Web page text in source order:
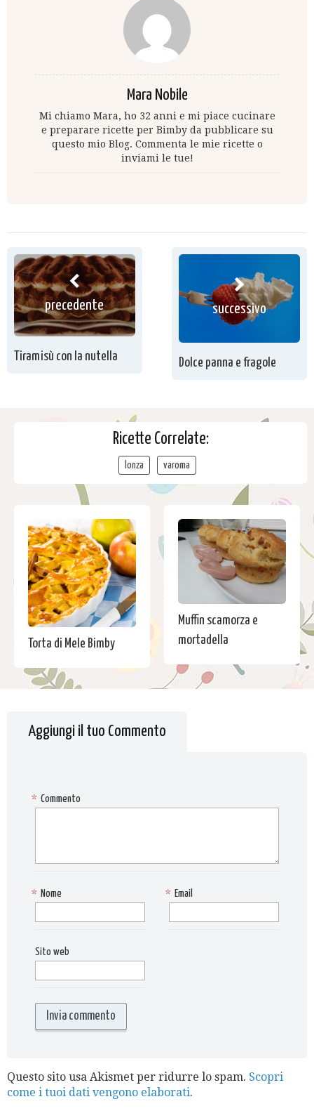
Mara Nobile
Mi chiamo Mara, ho 32 anni e mi piace cucinare
e preparare ricette per Bimby da pubblicare su
questo mio Blog. Commenta le mie ricette o
inviami le tue!
precedente
Tiramisù con la nutella
successivo
Dolce panna e fragole
Ricette Correlate:
lonza varoma
Torta di Mele Bimby
Muffin scamorza e
mortadella
Aggiungi il tuo Commento
Commento
*
Nome
* Email
*
Sito web
Questo sito usa Akismet per ridurre lo spam. Scopri
come i tuoi dati vengono elaborati.